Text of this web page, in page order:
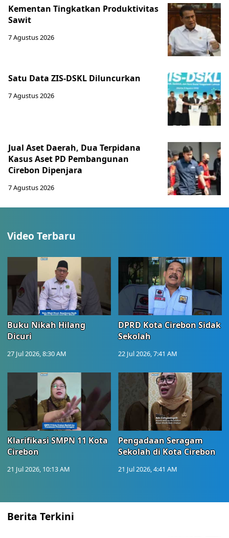
Kementan Tingkatkan Produktivitas
Sawit
7 Agustus 2026
Satu Data ZIS-DSKL Diluncurkan
7 Agustus 2026
Jual Aset Daerah, Dua Terpidana
Kasus Aset PD Pembangunan
Cirebon Dipenjara
7 Agustus 2026
Video Terbaru
Buku Nikah Hilang
Dicuri
27 Jul 2026, 8:30 AM
DPRD Kota Cirebon Sidak
Sekolah
22 Jul 2026, 7:41 AM
Klarifikasi SMPN 11 Kota
Cirebon
21 Jul 2026, 10:13 AM
Pengadaan Seragam
Sekolah di Kota Cirebon
21 Jul 2026, 4:41 AM
Berita Terkini